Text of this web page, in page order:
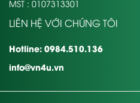
MST : 0107313301
LIÊN HỆ VỚI CHÚNG TÔI
Hotline: 0984.510.136
info@vn4u.vn